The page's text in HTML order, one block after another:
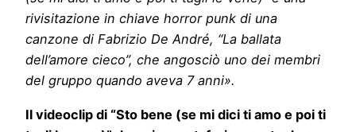
rivisitazione in chiave horror punk di una
canzone di Fabrizio De André, “La ballata
dell’amore cieco”, che angosciò uno dei membri
del gruppo quando aveva 7 anni».
Il videoclip di “Sto bene (se mi dici ti amo e poi ti